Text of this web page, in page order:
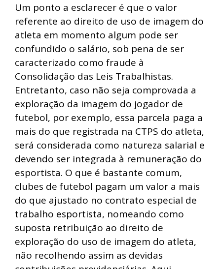
Um ponto a esclarecer é que o valor
referente ao direito de uso de imagem do
atleta em momento algum pode ser
confundido o salário, sob pena de ser
caracterizado como fraude à
Consolidação das Leis Trabalhistas.
Entretanto, caso não seja comprovada a
exploração da imagem do jogador de
futebol, por exemplo, essa parcela paga a
mais do que registrada na CTPS do atleta,
será considerada como natureza salarial e
devendo ser integrada à remuneração do
esportista. O que é bastante comum,
clubes de futebol pagam um valor a mais
do que ajustado no contrato especial de
trabalho esportista, nomeando como
suposta retribuição ao direito de
exploração do uso de imagem do atleta,
não recolhendo assim as devidas